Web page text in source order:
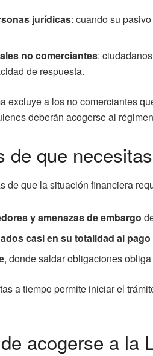
jurídicas: cuando su
no comerciantes:
de respuesta.
excluye a los no comerciantes
deberán acogerse al
de que
de que la situación financiera
y amenazas de embargo
casi en su totalidad al
, donde saldar obligaciones
a tiempo permite iniciar el
acogerse a la